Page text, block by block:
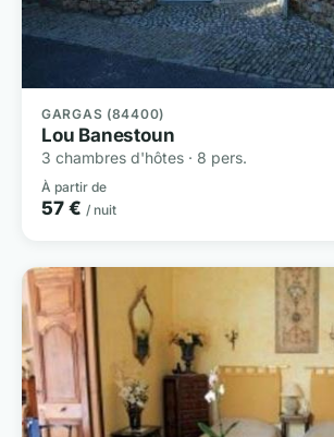
GARGAS (84400)
Lou Banestoun
3 chambres d'hôtes · 8 pers.
À partir de
57 € / nuit